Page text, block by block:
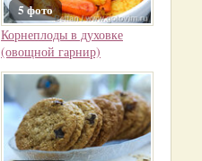
5 фото
Корнеплоды в духовке
(овощной гарнир)